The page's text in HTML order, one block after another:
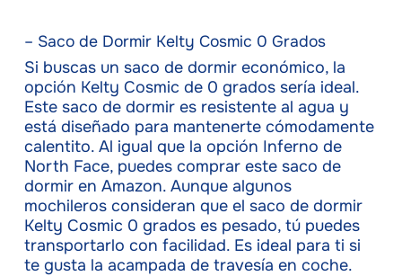
– Saco de Dormir Kelty Cosmic 0 Grados
Si buscas un saco de dormir económico, la
opción Kelty Cosmic de 0 grados sería ideal.
Este saco de dormir es resistente al agua y
está diseñado para mantenerte cómodamente
calentito. Al igual que la opción Inferno de
North Face, puedes comprar este saco de
dormir en Amazon. Aunque algunos
mochileros consideran que el saco de dormir
Kelty Cosmic 0 grados es pesado, tú puedes
transportarlo con facilidad. Es ideal para ti si
te gusta la acampada de travesía en coche.